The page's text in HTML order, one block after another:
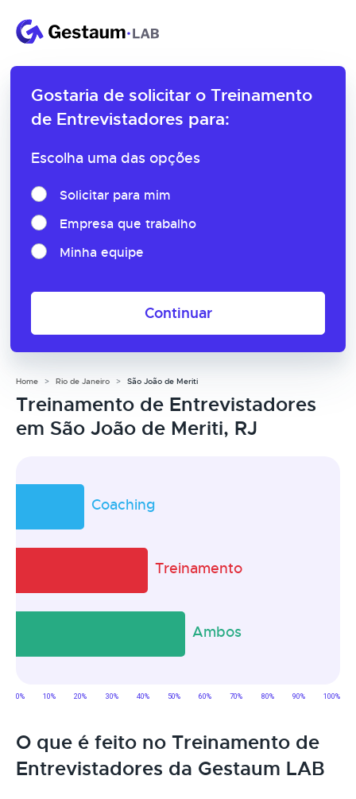
Gostaria de solicitar o Treinamento
de Entrevistadores para:
Escolha uma das opções
Solicitar para mim
Empresa que trabalho
Minha equipe
Continuar
Home Rio de Janeiro São João de Meriti
Treinamento de Entrevistadores
em São João de Meriti, RJ
O que é feito no Treinamento de
Entrevistadores da Gestaum LAB